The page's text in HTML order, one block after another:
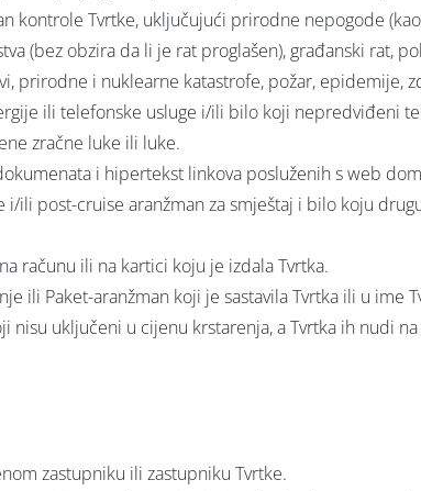
kontrole Tvrtke, uključujući prirodne nepogode
(bez obzira da li je rat proglašen), građanski rat,
i nuklearne katastrofe, požar, epidemije,
ili telefonske usluge i/ili bilo koji nepredviđeni
zračne luke ili luke.
i hipertekst linkova posluženih s web
ili post-cruise aranžman za smještaj i bilo koju
računu ili na kartici koju je izdala Tvrtka.
ili Paket-aranžman koji je sastavila Tvrtka ili u ime
nisu uključeni u cijenu krstarenja, a Tvrtka ih nudi
zastupniku ili zastupniku Tvrtke.